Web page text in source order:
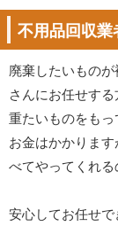
不用品回収業
廃棄したいもの
さんにお任せする
重たいものをもっ
お金はかかりま
べてやってくれる
安心してお任せで